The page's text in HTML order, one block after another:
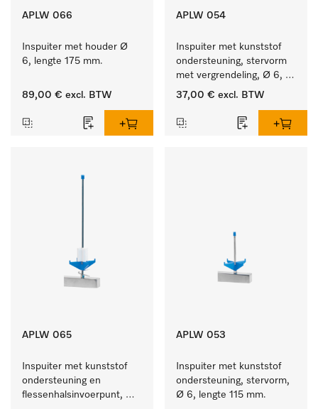
APLW 066
Inspuiter met houder Ø
6, lengte 175 mm.
89,00 € excl. BTW
APLW 054
Inspuiter met kunststof
ondersteuning, stervorm
met vergrendeling, Ø 6,
lengte 135 mm.
37,00 € excl. BTW
APLW 065
Inspuiter met kunststof
ondersteuning en
flessenhalsinvoerpunt,
APLW 053
Inspuiter met kunststof
ondersteuning, stervorm,
Ø 6, lengte 115 mm.